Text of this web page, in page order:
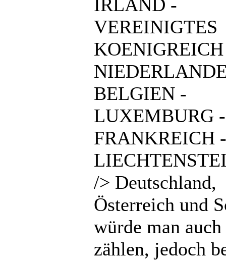
IRLAND -
VEREINIGTES
BELGIEN -
LUXEMBURG -
FRANKREICH -
/> Deutschland,
Österreich und
würde man auch
zählen, jedoch